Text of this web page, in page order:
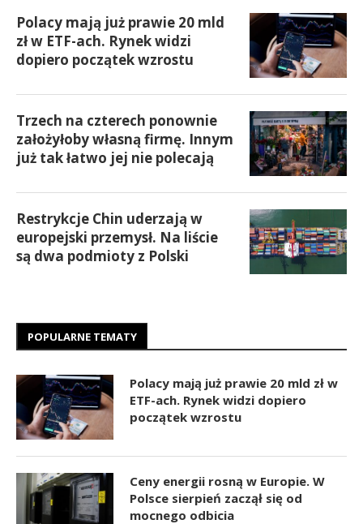
Polacy mają już prawie 20 mld
zł w ETF-ach. Rynek widzi
dopiero początek wzrostu
Trzech na czterech ponownie
założyłoby własną firmę. Innym
już tak łatwo jej nie polecają
Restrykcje Chin uderzają w
europejski przemysł. Na liście
są dwa podmioty z Polski
POPULARNE TEMATY
Polacy mają już prawie 20 mld zł w
ETF-ach. Rynek widzi dopiero
początek wzrostu
Ceny energii rosną w Europie. W
Polsce sierpień zaczął się od
mocnego odbicia